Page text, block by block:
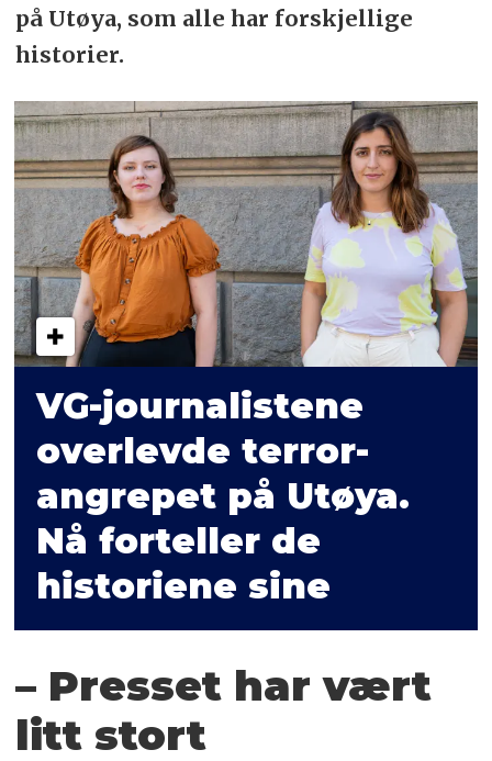
på Utøya, som alle har forskjellige
historier.
VG-journalistene
overlevde terror­
angrepet på Utøya.
Nå forteller de
historiene sine
– Presset har vært
litt stort